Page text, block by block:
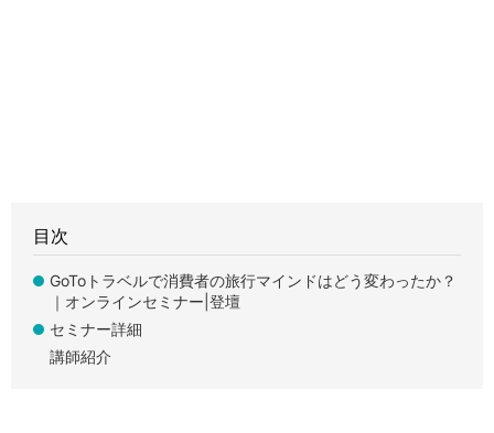
目次
GoToトラベルで消費者の旅行マインドはどう変わったか？
｜オンラインセミナー|登壇
セミナー詳細
講師紹介